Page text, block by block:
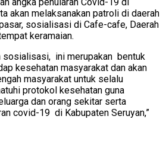
akan melaksanakan patroli di daerah
sosialisasi di Cafe-cafe, Daerah
keramaian.
sosialisasi, ini merupakan bentuk
kesehatan masyarakat dan akan
masyarakat untuk selalu
protokol kesehatan guna
dan orang sekitar serta
covid-19 di Kabupaten Seruyan,”